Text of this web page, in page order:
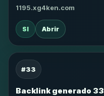
1195.xg4ken.com
SI Abrir
#33
Backlink generado 33